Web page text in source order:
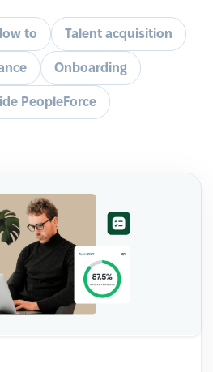
to Talent acquisition
Onboarding
PeopleForce